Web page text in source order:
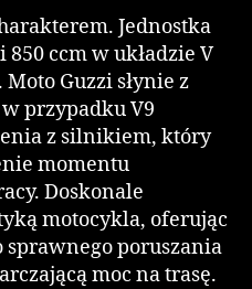
Jednostka
ccm w układzie V
Guzzi słynie z
przypadku V9
z silnikiem, który
momentu
Doskonale
motocykla, oferując
poruszania
moc na trasę.